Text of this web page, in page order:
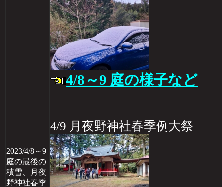
2023/4/8～9
庭の最後の
積雪、月夜
野神社春季
4/8～9 庭の様子など
4/9 月夜野神社春季例大祭